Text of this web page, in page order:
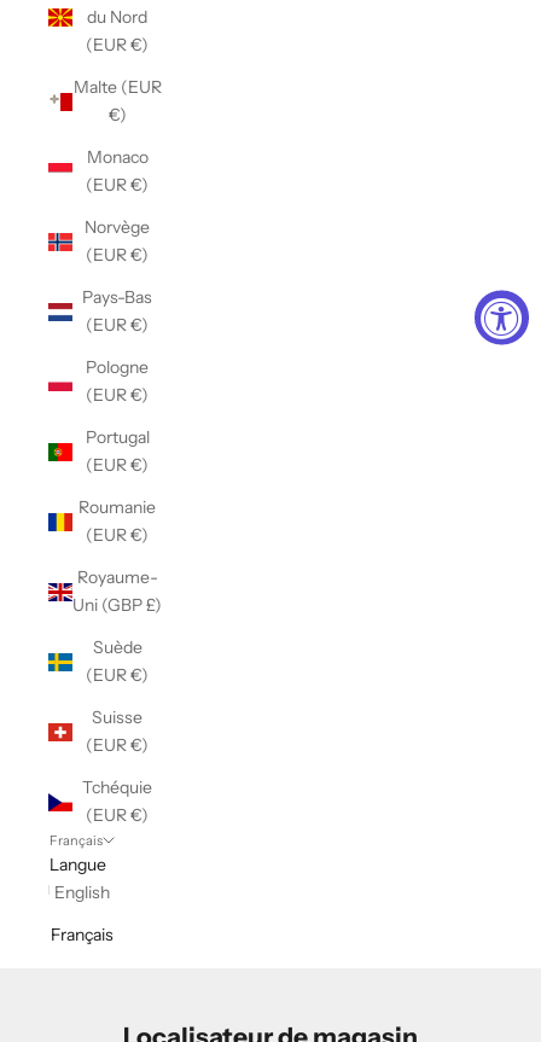
du Nord
(EUR €)
Malte (EUR
€)
Monaco
(EUR €)
Norvège
(EUR €)
Pays-Bas
(EUR €)
Pologne
(EUR €)
Portugal
(EUR €)
Roumanie
(EUR €)
Royaume-
Uni (GBP £)
Suède
(EUR €)
Suisse
(EUR €)
Tchéquie
(EUR €)
Français
Langue
English
Français